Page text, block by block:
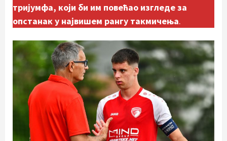
тријумфа, који би им повећао изгледе за
опстанак у највишем рангу такмичења.